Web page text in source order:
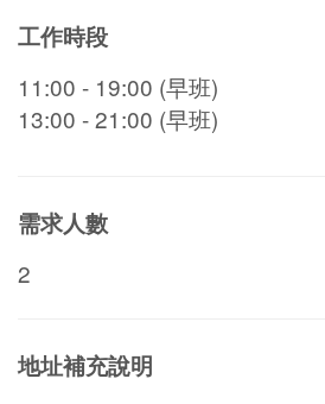
工作時段
11:00 - 19:00 (早班)
13:00 - 21:00 (早班)
需求人數
2
地址補充說明